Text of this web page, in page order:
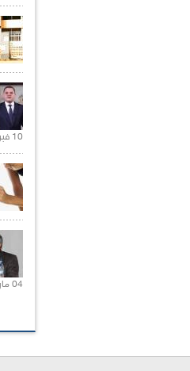
10 فبراير 2021 |
04 مارس 2020 |